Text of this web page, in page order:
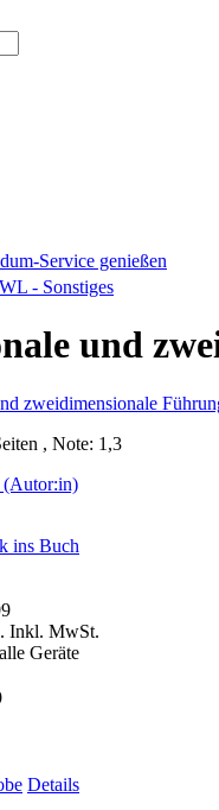
Service genießen
- Sonstiges
und
, Note: 1,3
(Autor:in)
ins Buch
Inkl. MwSt.
Geräte
Details